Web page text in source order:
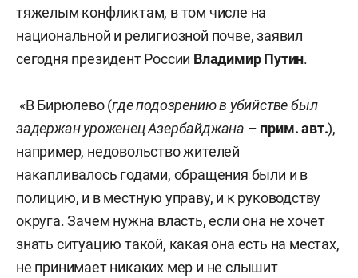
тяжелым конфликтам, в том числе на
национальной и религиозной почве, заявил
сегодня президент России Владимир Путин.
«В Бирюлево (где подозрению в убийстве был
задержан уроженец Азербайджана – прим. авт.),
например, недовольство жителей
накапливалось годами, обращения были и в
полицию, и в местную управу, и к руководству
округа. Зачем нужна власть, если она не хочет
знать ситуацию такой, какая она есть на местах,
не принимает никаких мер и не слышит